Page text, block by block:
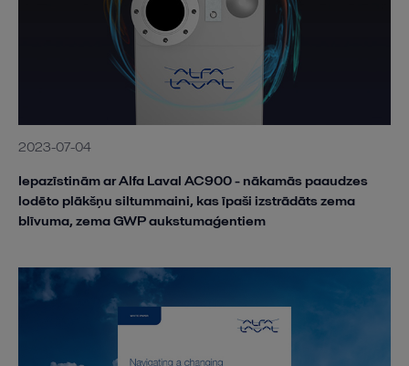
2023-07-04
Iepazīstinām ar Alfa Laval AC900 - nākamās paaudzes
lodēto plākšņu siltummaini, kas īpaši izstrādāts zema
blīvuma, zema GWP aukstumaģentiem